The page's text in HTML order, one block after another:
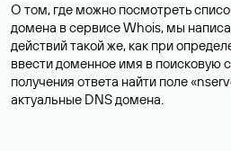
О том, где можно посмотреть
домена в сервисе Whois, мы
действий такой же, как при
ввести доменное имя в поисковую
получения ответа найти поле
актуальные DNS домена.